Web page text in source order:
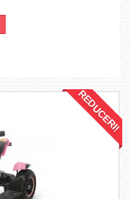
REDUCERI!